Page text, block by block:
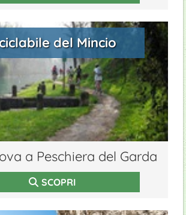
del Mincio
a Peschiera del Garda
SCOPRI